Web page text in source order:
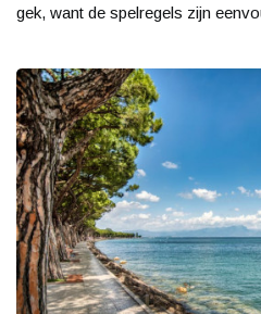
gek, want de spelregels zijn